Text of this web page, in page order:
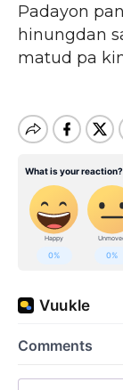
Padayon
hinungdan
matud pa